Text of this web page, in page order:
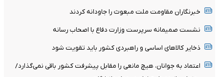
خبرنگاران مقاومت ملت مبعوث را جاودانه کردند
نشست صمیمانه سرپرست وزارت دفاع با اصحاب رسانه
ذخایر کالاهای اساسی و راهبردی کشور باید تقویت شود
اعتماد به جوانان، هیچ مانعی را مقابل پیشرفت کشور باقی نمی‌گذارد/